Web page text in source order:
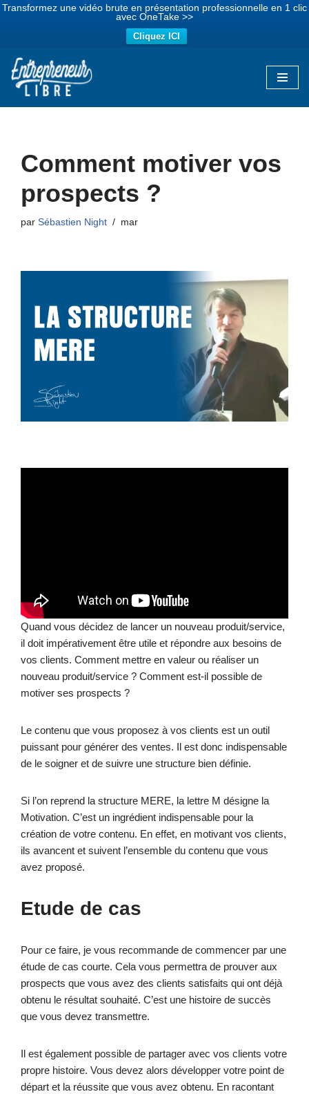
Transformez une vidéo brute en présentation professionnelle en 1 clic
avec OneTake >>
Cliquez ICI
Aller
Comment motiver vos
prospects ?
par Sébastien Night mar
Quand vous décidez de lancer un nouveau produit/service,
il doit impérativement être utile et répondre aux besoins de
vos clients. Comment mettre en valeur ou réaliser un
nouveau produit/service ? Comment est-il possible de
motiver ses prospects ?
Le contenu que vous proposez à vos clients est un outil
puissant pour générer des ventes. Il est donc indispensable
de le soigner et de suivre une structure bien définie.
Si l’on reprend la structure MERE, la lettre M désigne la
Motivation. C’est un ingrédient indispensable pour la
création de votre contenu. En effet, en motivant vos clients,
ils avancent et suivent l’ensemble du contenu que vous
avez proposé.
Etude de cas
Pour ce faire, je vous recommande de commencer par une
étude de cas courte. Cela vous permettra de prouver aux
prospects que vous avez des clients satisfaits qui ont déjà
obtenu le résultat souhaité. C’est une histoire de succès
que vous devez transmettre.
Il est également possible de partager avec vos clients votre
propre histoire. Vous devez alors développer votre point de
départ et la réussite que vous avez obtenu. En racontant